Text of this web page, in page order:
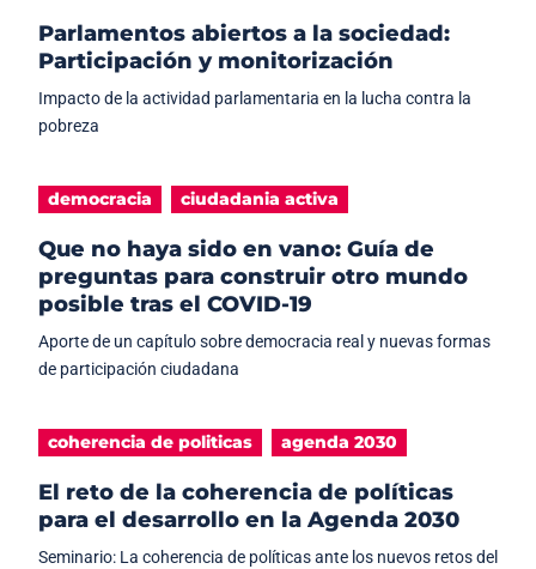
Parlamentos abiertos a la sociedad:
Participación y monitorización
Impacto de la actividad parlamentaria en la lucha contra la
pobreza
democracia ciudadania activa
Que no haya sido en vano: Guía de
preguntas para construir otro mundo
posible tras el COVID-19
Aporte de un capítulo sobre democracia real y nuevas formas
de participación ciudadana
coherencia de politicas agenda 2030
El reto de la coherencia de políticas
para el desarrollo en la Agenda 2030
Seminario: La coherencia de políticas ante los nuevos retos del